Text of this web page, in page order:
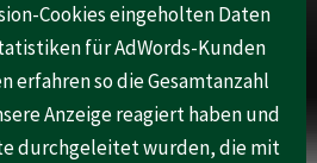
Cookies eingeholten Daten
für AdWords-Kunden
erfahren so die Gesamtanzahl
Anzeige reagiert haben und
durchgeleitet wurden, die mit